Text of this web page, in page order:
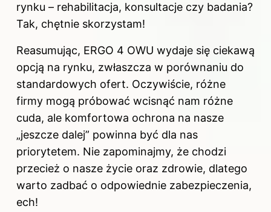
rynku – rehabilitacja, konsultacje czy badania?
Tak, chętnie skorzystam!
Reasumując, ERGO 4 OWU wydaje się ciekawą
opcją na rynku, zwłaszcza w porównaniu do
standardowych ofert. Oczywiście, różne
firmy mogą próbować wcisnąć nam różne
cuda, ale komfortowa ochrona na nasze
„jeszcze dalej” powinna być dla nas
priorytetem. Nie zapominajmy, że chodzi
przecież o nasze życie oraz zdrowie, dlatego
warto zadbać o odpowiednie zabezpieczenia,
ech!